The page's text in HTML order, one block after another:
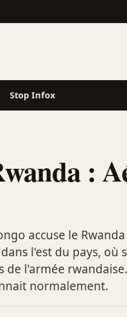
Stop Infox
:
accuse le
l'est du pays, où
de l'armée
normalement.